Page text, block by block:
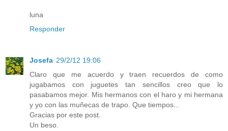
luna
Responder
Josefa 29/2/12 19:06
Claro que me acuerdo y traen recuerdos de como
jugabamos con juguetes tan sencillos creo que lo
pasabamos mejor. Mis hermanos con el haro y mi hermana
y yo con las muñecas de trapo. Que tiempos...
Gracias por este post.
Un beso.